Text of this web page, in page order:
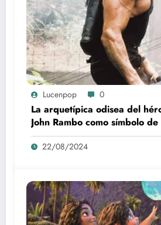
Lucenpop 0
La arquetípica odisea del
John Rambo como símbolo
alienación en la modernidad
22/08/2024